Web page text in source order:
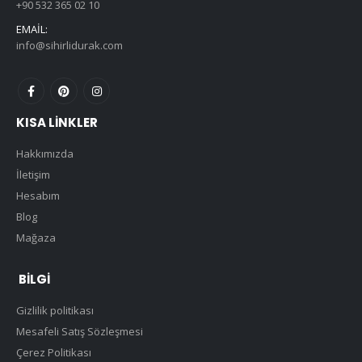
+90 532 365 02 10
EMAIL:
info@sihirlidurak.com
KISA LINKLER
Hakkımızda
İletişim
Hesabım
Blog
Mağaza
BILGI
Gizlilik politikası
Mesafeli Satış Sözleşmesi
Çerez Politikası